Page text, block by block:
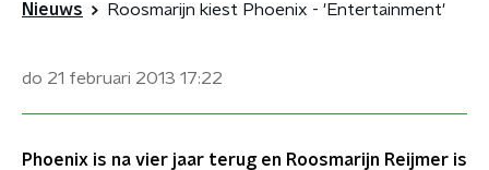
Nieuws Roosmarijn kiest Phoenix - 'Entertainment'
do 21 februari 2013 17:22
Phoenix is na vier jaar terug en Roosmarijn Reijmer is